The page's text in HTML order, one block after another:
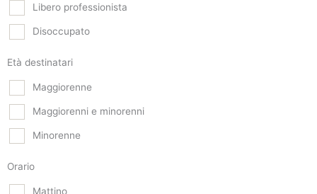
Libero professionista
Disoccupato
Età destinatari
Maggiorenne
Maggiorenni e minorenni
Minorenne
Orario
Mattino